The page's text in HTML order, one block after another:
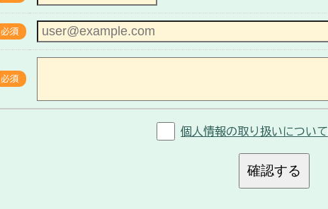
必須
必須
個人情報の取り扱いについて
確認する